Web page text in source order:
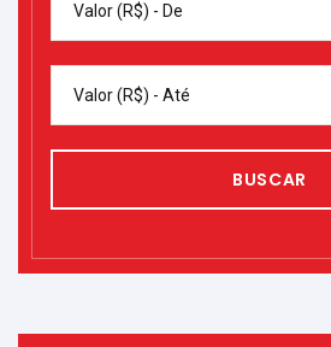
Valor (R$) - De
Valor (R$) - Até
BUSCAR